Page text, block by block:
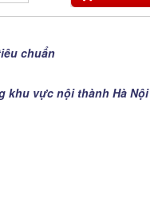
chuẩn
khu vực nội thành Hà Nội